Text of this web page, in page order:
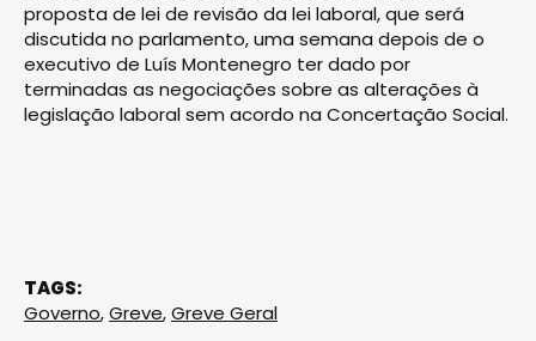
proposta de lei de revisão da lei laboral, que será
discutida no parlamento, uma semana depois de o
executivo de Luís Montenegro ter dado por
terminadas as negociações sobre as alterações à
legislação laboral sem acordo na Concertação Social.
TAGS:
Governo,Greve,Greve Geral